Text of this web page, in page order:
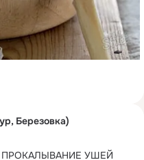
Березовка)
УШЕЙ